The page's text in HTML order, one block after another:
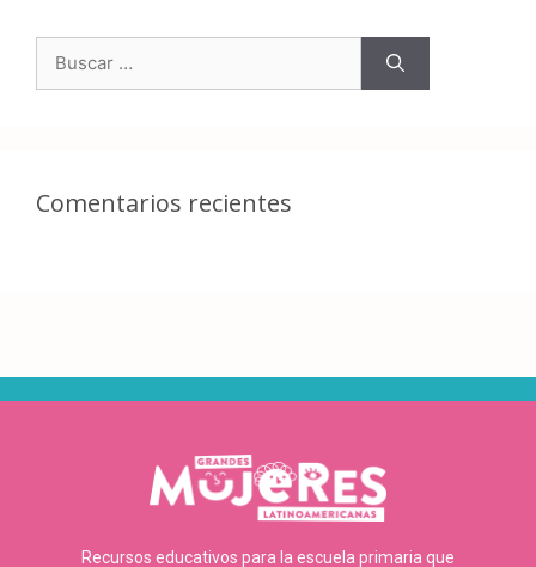
Comentarios recientes
Recursos educativos para la escuela primaria que